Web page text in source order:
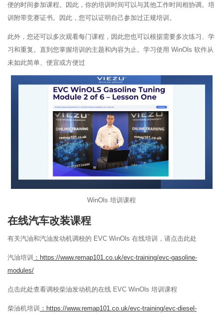
便的时间参加课程。因此，你的培训时间可以与其他工作时间相协调。培
训附带竞赛证书。因此，您可以证明自己参加过正规培训。
此外，您还可以多次观看每门课程，因此您也可以根据需要多次练习、学
习和重复。直到您掌握培训的主题和内容为止。学习使用 WinOls 软件从
未如此简单、便宜或方便过
WinOls 培训课程
在线汽车改装课程
有关汽油和汽油发动机调校的 EVC WinOls 在线培训，请点击此处
汽油培训 ：https://www.remap101.co.uk/evc-training/evc-gasoline-
modules/
点击此处查看调校柴油发动机的在线 EVC WinOls 培训课程
柴油机培训 ：https://www.remap101.co.uk/evc-training/evc-diesel-